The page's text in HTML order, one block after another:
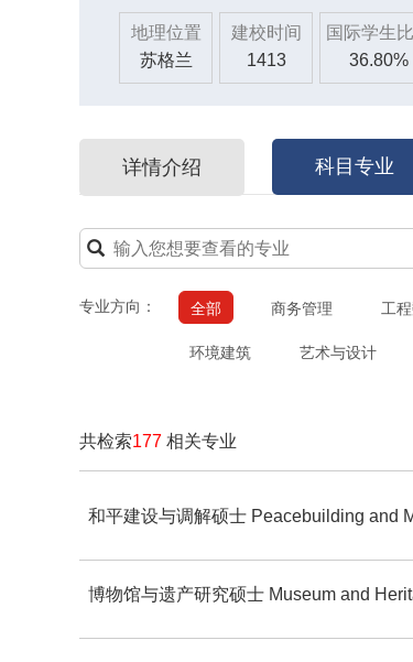
地理位置
苏格兰
建校时间
1413
国际学生
36.80%
详情介绍 科目专业
专业方向： 全部 商务管理 工
环境建筑 艺术与设计
共检索177 相关专业